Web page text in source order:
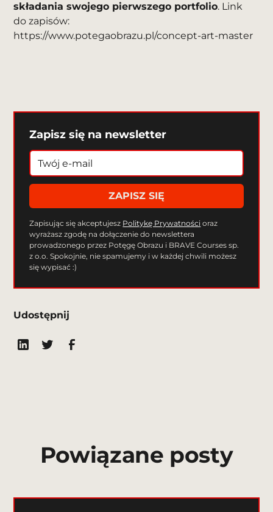
składania swojego pierwszego portfolio. Link
do zapisów:
https://www.potegaobrazu.pl/concept-art-master
Zapisz się na newsletter
Zapisując się akceptujesz Politykę Prywatności oraz
wyrażasz zgodę na dołączenie do newslettera
prowadzonego przez Potęgę Obrazu i BRAVE Courses sp.
z o.o. Spokojnie, nie spamujemy i w każdej chwili możesz
się wypisać :)
Udostępnij
Powiązane posty